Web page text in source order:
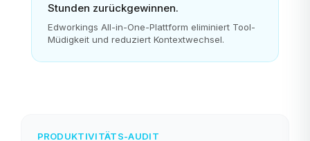
Stunden zurückgewinnen.
Edworkings All-in-One-Plattform eliminiert Tool-
Müdigkeit und reduziert Kontextwechsel.
PRODUKTIVITÄTS-AUDIT